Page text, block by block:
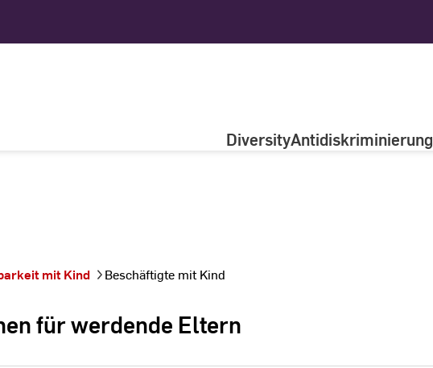
DiversityAntidiskriminierung
mit Kind Beschäftigte mit Kind
für werdende Eltern